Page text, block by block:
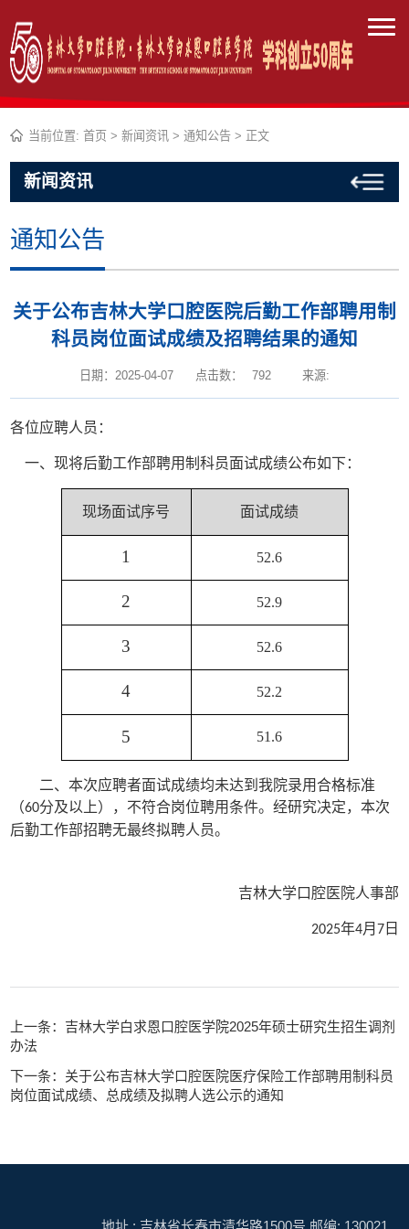
当前位置:首页 >新闻资讯 >通知公告 > 正文
新闻资讯
通知公告
关于公布吉林大学口腔医院后勤工作部聘用制
科员岗位面试成绩及招聘结果的通知
日期：2025-04-07 点击数： 792 来源:
各位应聘人员：
一、现将后勤工作部聘用制科员面试成绩公布如下：
现场面试序号 面试成绩
1 52.6
2 52.9
3 52.6
4 52.2
5 51.6
二、本次应聘者面试成绩均未达到我院录用合格标准
（60分及以上），不符合岗位聘用条件。经研究决定，本次
后勤工作部招聘无最终拟聘人员。
吉林大学口腔医院人事部
2025年4月 7日
上一条：吉林大学白求恩口腔医学院2025年硕士研究生招生调剂
办法
下一条：关于公布吉林大学口腔医院医疗保险工作部聘用制科员
岗位面试成绩、总成绩及拟聘人选公示的通知
地址 : 吉林省长春市清华路1500号 邮编: 130021